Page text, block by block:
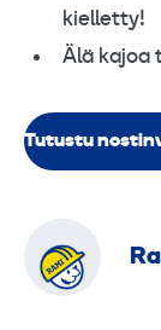
kielletty!
Älä kajoa
Tutustu